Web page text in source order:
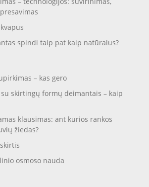
spindi taip pat kaip natūralus?
– kas gero
skirtingų formų deimantais – kaip
klausimas: ant kurios rankos
žiedas?
osmoso nauda